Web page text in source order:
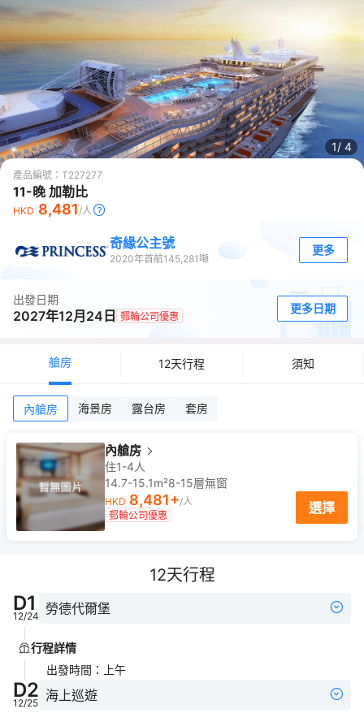
1/ 4
產品編號： T227277
11-晚 加勒比
HKD 8,481/人
奇緣公主號
2020年首航145,281 噸
更多
出發日期
2027年12月24日 郵輪公司優惠
更多日期
艙房 12天行程 須知
內艙房 海景房 露台房 套房
內艙房
住1-4人
14.7-15.1m²8-15層無窗
HKD 8,481+/人
郵輪公司優惠
選擇
12天行程
D1
12/24 勞德代爾堡
行程詳情
出發時間 ： 上午
D2
12/25 海上巡遊